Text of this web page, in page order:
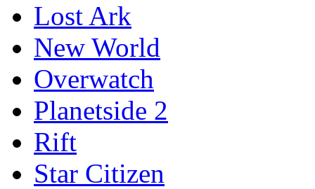
Lost Ark
New World
Overwatch
Planetside 2
Rift
Star Citizen